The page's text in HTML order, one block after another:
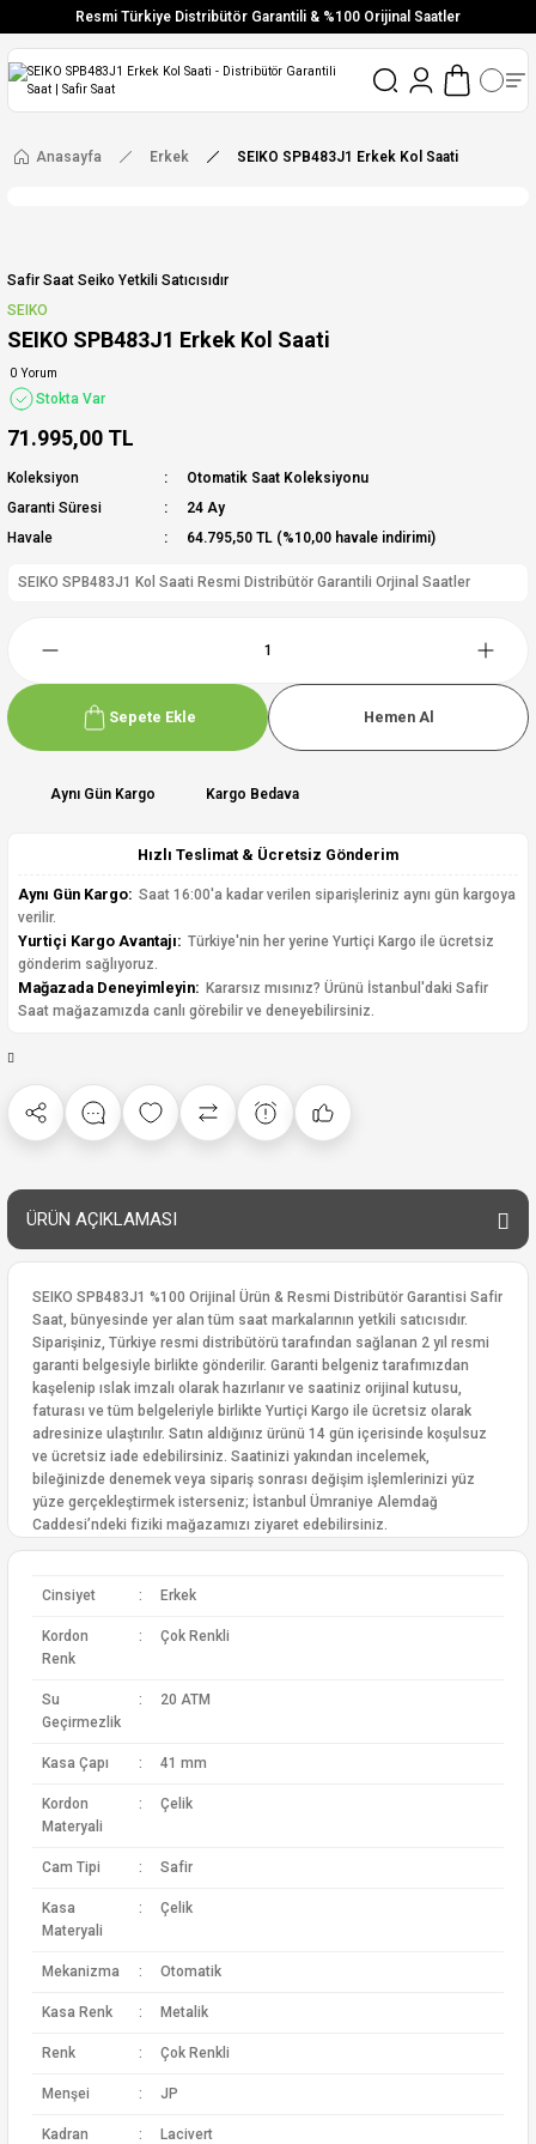
Resmi Türkiye Distribütör Garantili & %100 Orijinal Saatler
Vade Farksız 6 Taksit
Ücretsiz Kargo
Anasayfa Erkek SEIKO SPB483J1 Erkek Kol Saati
Safir Saat Seiko Yetkili Satıcısıdır
SEIKO
SEIKO SPB483J1 Erkek Kol Saati
0 Yorum
Stokta Var
71.995,00 TL
Koleksiyon
Otomatik Saat Koleksiyonu
Garanti Süresi
24 Ay
Havale
64.795,50 TL (%10,00 havale indirimi)
SEIKO SPB483J1 Kol Saati Resmi Distribütör Garantili Orjinal Saatler
Sepete Ekle Hemen Al
Aynı Gün Kargo Kargo Bedava
Hızlı Teslimat & Ücretsiz Gönderim
Aynı Gün Kargo: Saat 16:00'a kadar verilen siparişleriniz aynı gün kargoya
verilir.
Yurtiçi Kargo Avantajı: Türkiye'nin her yerine Yurtiçi Kargo ile ücretsiz
gönderim sağlıyoruz.
Mağazada Deneyimleyin: Kararsız mısınız? Ürünü İstanbul'daki Safir
Saat mağazamızda canlı görebilir ve deneyebilirsiniz.
ÜRÜN AÇIKLAMASI
SEIKO SPB483J1 %100 Orijinal Ürün & Resmi Distribütör Garantisi Safir
Saat, bünyesinde yer alan tüm saat markalarının yetkili satıcısıdır.
Siparişiniz, Türkiye resmi distribütörü tarafından sağlanan 2 yıl resmi
garanti belgesiyle birlikte gönderilir. Garanti belgeniz tarafımızdan
kaşelenip ıslak imzalı olarak hazırlanır ve saatiniz orijinal kutusu,
faturası ve tüm belgeleriyle birlikte Yurtiçi Kargo ile ücretsiz olarak
adresinize ulaştırılır. Satın aldığınız ürünü 14 gün içerisinde koşulsuz
ve ücretsiz iade edebilirsiniz. Saatinizi yakından incelemek,
bileğinizde denemek veya sipariş sonrası değişim işlemlerinizi yüz
yüze gerçekleştirmek isterseniz; İstanbul Ümraniye Alemdağ
Caddesi’ndeki fiziki mağazamızı ziyaret edebilirsiniz.
Cinsiyet : Erkek
Kordon
Renk
: Çok Renkli
Su
Geçirmezlik
: 20 ATM
Kasa Çapı : 41 mm
Kordon
Materyali
: Çelik
Cam Tipi : Safir
Kasa
Materyali
: Çelik
Mekanizma : Otomatik
Kasa Renk : Metalik
Renk : Çok Renkli
Menşei : JP
Kadran
: Lacivert